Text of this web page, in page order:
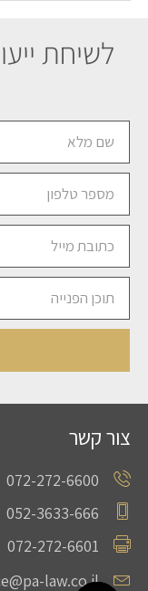
לשיחת
צור קשר
072-272-6600
052-3633-666
072-272-6601
law.co.il